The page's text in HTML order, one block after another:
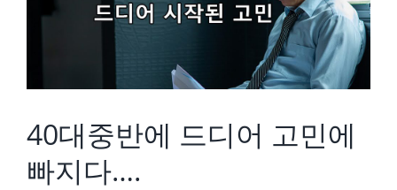
40대중반에 드디어 고민에
빠지다….